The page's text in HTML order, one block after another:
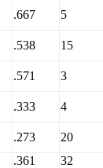
.667 5
.538 15
.571 3
.333 4
.273 20
.361 32